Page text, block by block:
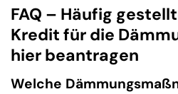
FAQ – Häufig
Kredit für die
hier beantragen
Welche